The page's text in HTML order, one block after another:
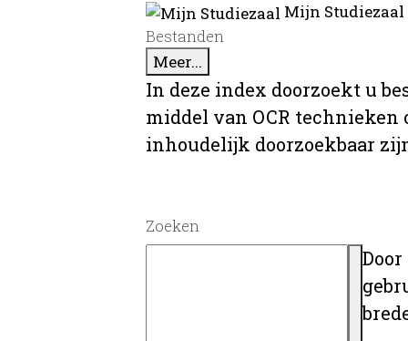
Mijn
Bestanden
Meer...
In deze index doorzoekt u
middel van OCR
inhoudelijk doorzoekbaar
Zoeken